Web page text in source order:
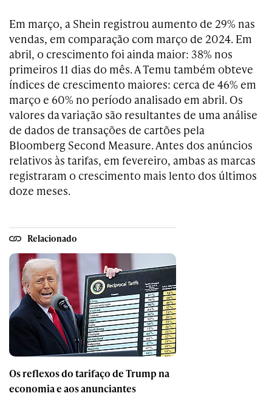
Em março, a Shein registrou aumento de 29% nas
vendas, em comparação com março de 2024. Em
abril, o crescimento foi ainda maior: 38% nos
primeiros 11 dias do mês. A Temu também obteve
índices de crescimento maiores: cerca de 46% em
março e 60% no período analisado em abril. Os
valores da variação são resultantes de uma análise
de dados de transações de cartões pela
Bloomberg Second Measure. Antes dos anúncios
relativos às tarifas, em fevereiro, ambas as marcas
registraram o crescimento mais lento dos últimos
doze meses.
Relacionado
Os reflexos do tarifaço de Trump na
economia e aos anunciantes